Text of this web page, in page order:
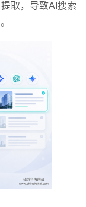
取，导致AI搜索